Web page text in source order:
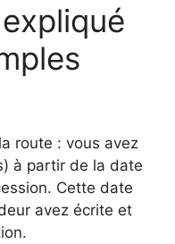
route : vous avez
à partir de la date
Cette date
avez écrite et